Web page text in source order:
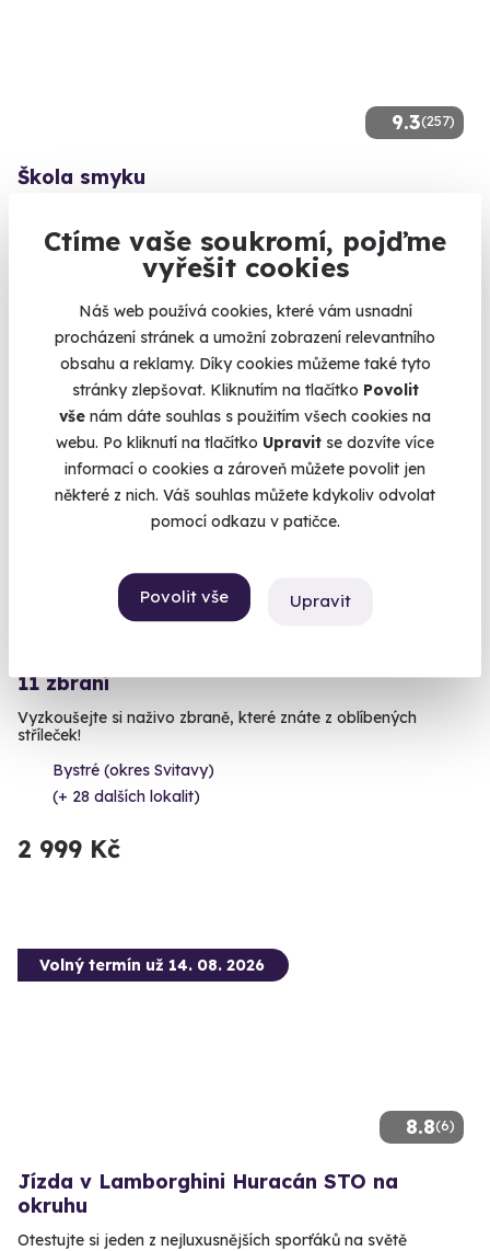
Ctíme vaše soukromí, pojďme
vyřešit cookies
Náš web používá cookies, které vám usnadní
procházení stránek a umožní zobrazení relevantního
obsahu a reklamy. Díky cookies můžeme také tyto
stránky zlepšovat. Kliknutím na tlačítko Povolit
vše nám dáte souhlas s použitím všech cookies na
webu. Po kliknutí na tlačítko Upravit se dozvíte více
informací o cookies a zároveň můžete povolit jen
některé z nich. Váš souhlas můžete kdykoliv odvolat
pomocí odkazu v patičce.
Povolit vše Upravit
9.3(257)
Škola smyku
Vysoké Mýto
(+ 3 další lokality)
3 080 Kč
Volný termín už 14. 08. 2026
11 zbraní
Vyzkoušejte si naživo zbraně, které znáte z oblíbených
stříleček!
Bystré (okres Svitavy)
(+ 28 dalších lokalit)
2 999 Kč
8.8(6)
Volný termín už 14. 08. 2026
Jízda v Lamborghini Huracán STO na
okruhu
Otestujte si jeden z nejluxusnějších sporťáků na světě